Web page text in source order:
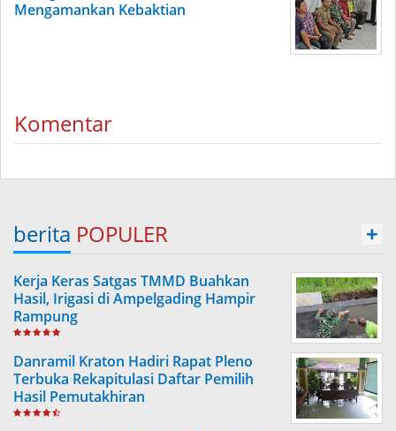
Mengamankan Kebaktian
Komentar
berita POPULER +
Kerja Keras Satgas TMMD Buahkan
Hasil, Irigasi di Ampelgading Hampir
Rampung
Danramil Kraton Hadiri Rapat Pleno
Terbuka Rekapitulasi Daftar Pemilih
Hasil Pemutakhiran